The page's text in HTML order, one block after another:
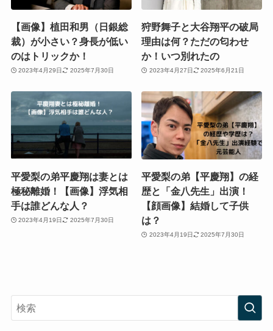
【画像】植田和男（日銀総
裁）が小さい？身長が低い
のはトリックか！
2023年4月29日 2025年7月30日
狩野舞子と大谷翔平の破局
理由は何？ただの匂わせ
か！いつ別れたの
2023年4月27日 2025年6月21日
平愛梨の弟平慶翔は妻とは
極秘離婚！【画像】浮気相
手は誰どんな人？
2023年4月19日 2025年7月30日
平愛梨の弟【平慶翔】の経
歴と「金八先生」出演！
【顔画像】結婚して子供
は？
2023年4月19日 2025年7月30日